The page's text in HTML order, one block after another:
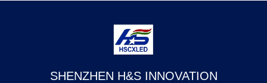
SHENZHEN H&S INNOVATION